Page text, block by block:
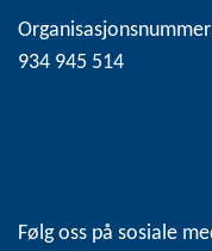
934 945 514
Følg oss på sosiale